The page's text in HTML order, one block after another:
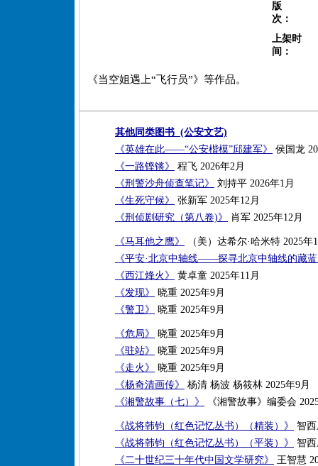
版
次：
上架时
间：
《当空姐遇上“飞行员”》等作品。
其他同类图书 (公安文艺)
《英雄在此——“公安楷模”邱建军》
侯国龙
《一路铿锵》
程飞 2026年2月
《刑警沙舟侦查笔记》
刘持平 2026年1月
《生死守候》
张新军 2025年12月
《刑侦剧研究（第八卷)》
肖军 2025年12月
《马耳他之鹰》
（美）达希尔·哈米特 2025年
《平安·北京中轴线——探寻北京中轴线的藏
《西江烽火》
黄卓童 2025年11月
《发现》
晓重 2025年9月
《警卫》
晓重 2025年9月
《危局》
晓重 2025年9月
《驻站》
晓重 2025年9月
《走火》
晓重 2025年9月
《杨奇清画传》
杨清 杨波 杨筱林 2025年9月
《湘警故事（七）》
《湘警故事》编委会
《战将韩钧（红色记忆丛书）（精装）》
智西
《战将韩钧（红色记忆丛书）（平装）》
智西
《二十世纪三十年代中国文学研究》
王智慧